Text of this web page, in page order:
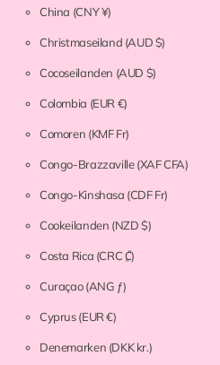
China (CNY ¥)
Christmaseiland (AUD $)
Cocoseilanden (AUD $)
Colombia (EUR €)
Comoren (KMF Fr)
Congo-Brazzaville(XAF CFA)
Congo-Kinshasa (CDF Fr)
Cookeilanden (NZD $)
Costa Rica (CRC ₡)
Curaçao(ANG ƒ)
Cyprus(EUR €)
Denemarken (DKK kr.)